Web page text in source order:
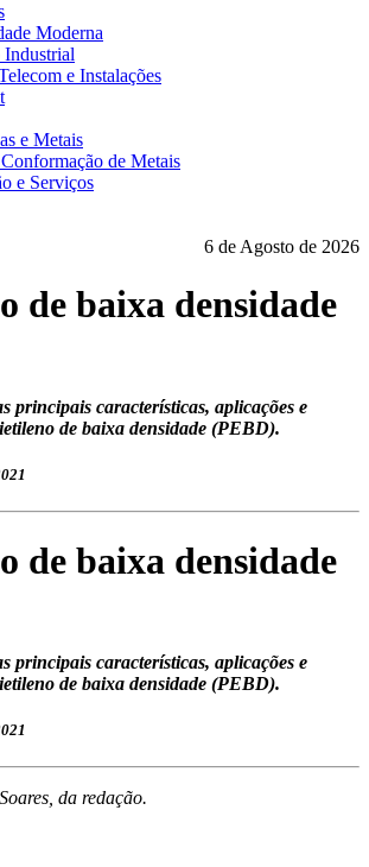
Moderna
Industrial
e Instalações
e Metais
de Metais
e Serviços
6 de Agosto de 2026
de baixa densidade
principais características, aplicações e
de baixa densidade (PEBD).
de baixa densidade
principais características, aplicações e
de baixa densidade (PEBD).
da redação.